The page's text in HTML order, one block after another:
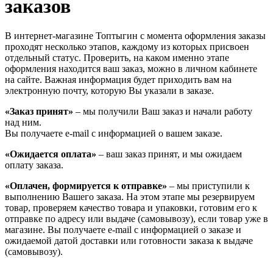
заказов
В интернет-магазине Топтыгин с момента оформления заказы
проходят несколько этапов, каждому из которых присвоен
отдельный статус. Проверить, на каком именно этапе
оформления находится ваш заказ, можно в личном кабинете
на сайте. Важная информация будет приходить вам на
электронную почту, которую Вы указали в заказе.
«Заказ принят» – мы получили Ваш заказ и начали работу
над ним.
Вы получаете e-mail с информацией о вашем заказе.
«Ожидается оплата» – ваш заказ принят, и мы ожидаем
оплату заказа.
«Оплачен, формируется к отправке» – мы приступили к
выполнению Вашего заказа. На этом этапе мы резервируем
товар, проверяем качество товара и упаковки, готовим его к
отправке по адресу или выдаче (самовывозу), если товар уже в
магазине. Вы получаете e-mail с информацией о заказе и
ожидаемой датой доставки или готовности заказа к выдаче
(самовывозу).